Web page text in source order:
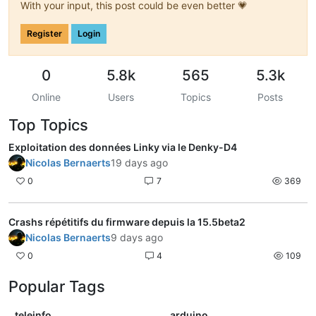
With your input, this post could be even better 💗
Register Login
0
Online
5.8k
Users
565
Topics
5.3k
Posts
Top Topics
Exploitation des données Linky via le Denky-D4
Nicolas Bernaerts19 days ago
0 7 369
Crashs répétitifs du firmware depuis la 15.5beta2
Nicolas Bernaerts9 days ago
0 4 109
Popular Tags